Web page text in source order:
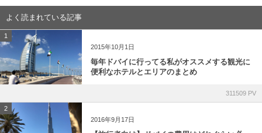
よく読まれている記事
1
2015年10月1日
毎年ドバイに行ってる私がオススメする観光に
便利なホテルとエリアのまとめ
311509 PV
2
2016年9月17日